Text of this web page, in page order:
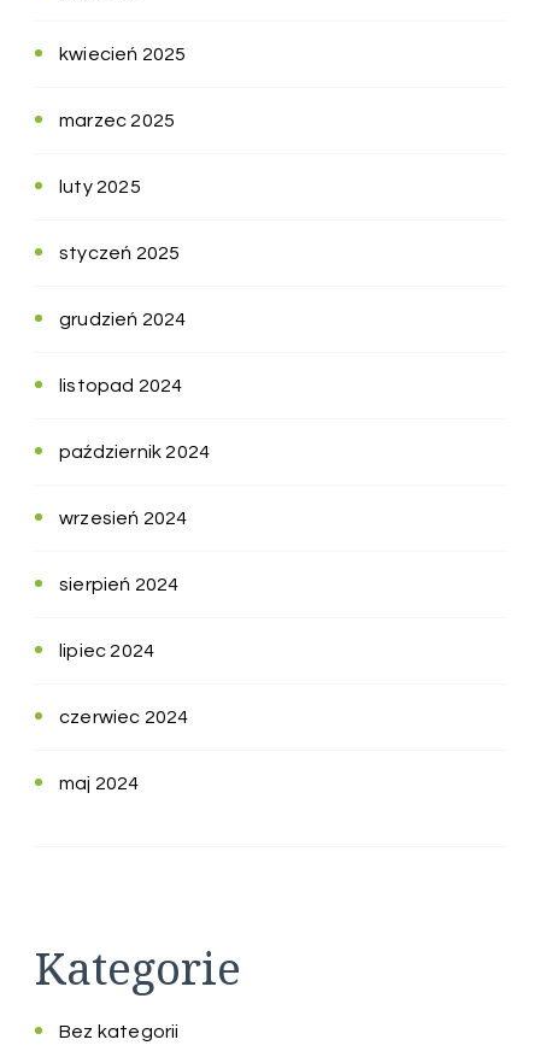
kwiecień 2025
marzec 2025
luty 2025
styczeń 2025
grudzień 2024
listopad 2024
październik 2024
wrzesień 2024
sierpień 2024
lipiec 2024
czerwiec 2024
maj 2024
Kategorie
Bez kategorii